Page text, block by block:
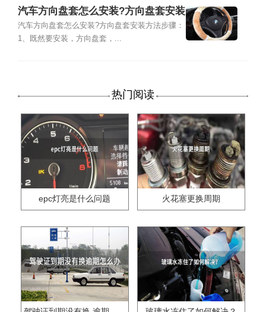
汽车方向盘套怎么安装?方向盘套安装
方法
汽车方向盘套怎么安装?方向盘套安装方法步骤：
1、既然要安装，方向盘套，...
热门阅读
epc灯亮是什么问题 火花塞更换周期